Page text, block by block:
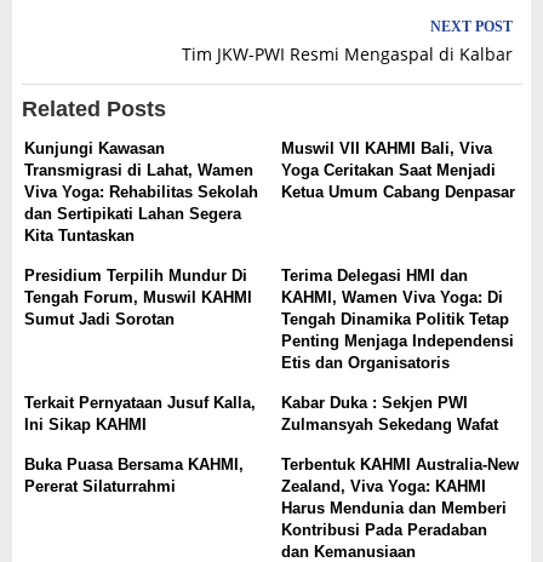
NEXT POST
Tim JKW-PWI Resmi Mengaspal di Kalbar
Related Posts
Kunjungi Kawasan
Transmigrasi di Lahat, Wamen
Viva Yoga: Rehabilitas Sekolah
dan Sertipikati Lahan Segera
Kita Tuntaskan
Muswil VII KAHMI Bali, Viva
Yoga Ceritakan Saat Menjadi
Ketua Umum Cabang Denpasar
Presidium Terpilih Mundur Di
Tengah Forum, Muswil KAHMI
Sumut Jadi Sorotan
Terima Delegasi HMI dan
KAHMI, Wamen Viva Yoga: Di
Tengah Dinamika Politik Tetap
Penting Menjaga Independensi
Etis dan Organisatoris
Terkait Pernyataan Jusuf Kalla,
Ini Sikap KAHMI
Kabar Duka : Sekjen PWI
Zulmansyah Sekedang Wafat
Buka Puasa Bersama KAHMI,
Pererat Silaturrahmi
Terbentuk KAHMI Australia-New
Zealand, Viva Yoga: KAHMI
Harus Mendunia dan Memberi
Kontribusi Pada Peradaban
dan Kemanusiaan